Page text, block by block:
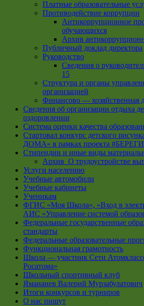
Платные образовательные
Противодействие коррупции
Антикоррупционное
обучающихся
Архив
Публичный доклад директора
Руководство
Cведения о
15
Структура и органы
организацией
Финансово — хозяйственная
Сведения об организации отдыха
оздоровлении
Система оценки качества
Стартовал конкурс детского
ДОМА» в рамках проекта
Стипендии и иные виды
Архив_О трудоустройстве
Услуги населению
Учебные автомобили
Учебные кабинеты
Ученикам
ФГИС «Моя Школа», «Вход в
АИС «Управление системой
Федеральные государственные
стандарты
Федеральные образовательные
Функциональная грамотность
Школа — участник Сети
Росатома»
Школьный спортивный клуб
Ямананев Валерий Мурзабулатович
Итоги конкурсов и турниров
О нас пишут